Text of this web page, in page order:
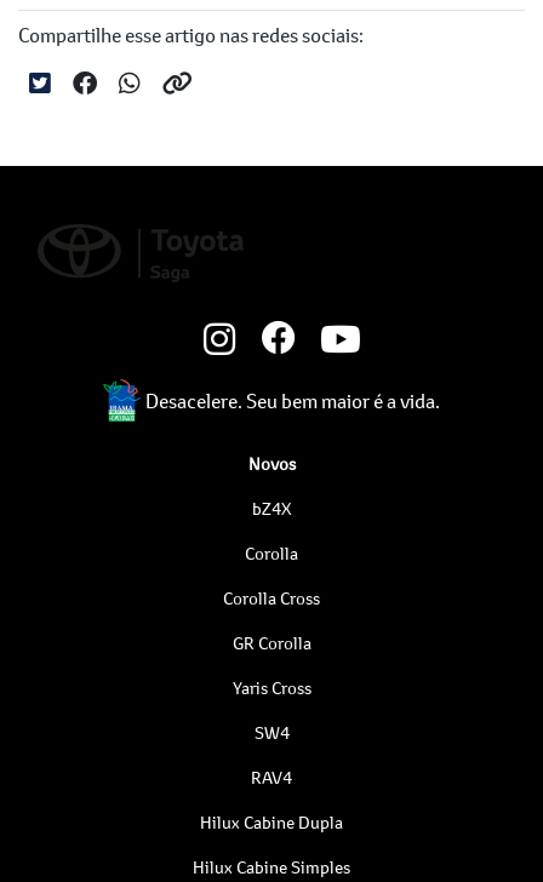
Compartilhe esse artigo nas redes sociais:
Desacelere. Seu bem maior é a vida.
Novos
bZ4X
Corolla
Corolla Cross
GR Corolla
Yaris Cross
SW4
RAV4
Hilux Cabine Dupla
Hilux Cabine Simples